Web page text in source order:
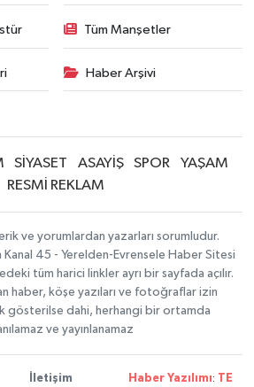
Tüm Manşetler
Haber Arşivi
SİYASET ASAYİŞ SPOR
YAŞAM
RESMİ REKLAM
ve yorumlardan yazarları sorumludur.
Kanal 45 - Yerelden-Evrensele Haber Sitesi
tüm harici linkler ayrı bir sayfada açılır.
haber, köşe yazıları ve fotoğraflar izin
gösterilse dahi, herhangi bir ortamda
ve yayınlanamaz
İletişim Haber Yazılımı: TE